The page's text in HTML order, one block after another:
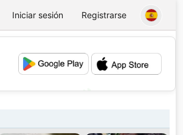
Iniciar sesión Registrarse